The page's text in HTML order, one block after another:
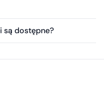
są dostępne?